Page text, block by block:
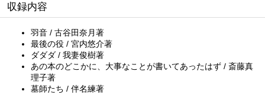
収録内容
羽音 / 古谷田奈月著
最後の役 / 宮内悠介著
ダダダ / 我妻俊樹著
あの本のどこかに、大事なことが書いてあったはず / 斎藤真
理子著
墓師たち / 伴名練著